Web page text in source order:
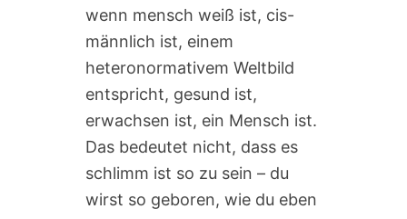
wenn mensch weiß ist, cis-
männlich ist, einem
heteronormativem Weltbild
entspricht, gesund ist,
erwachsen ist, ein Mensch ist.
Das bedeutet nicht, dass es
schlimm ist so zu sein – du
wirst so geboren, wie du eben